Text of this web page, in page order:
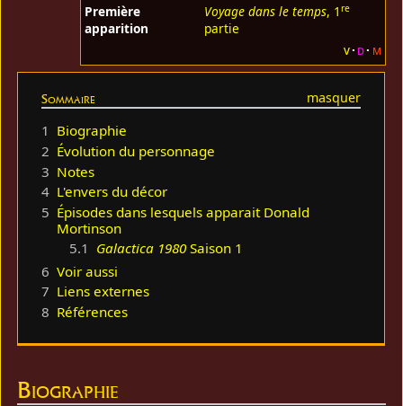
Première
apparition
Voyage dans le temps, 1 re
partie
v d m
Sommaire
1 Biographie
2 Évolution du personnage
3 Notes
4 L'envers du décor
5 Épisodes dans lesquels apparait Donald
Mortinson
5.1 Galactica 1980Saison 1
6 Voir aussi
7 Liens externes
8 Références
Biographie